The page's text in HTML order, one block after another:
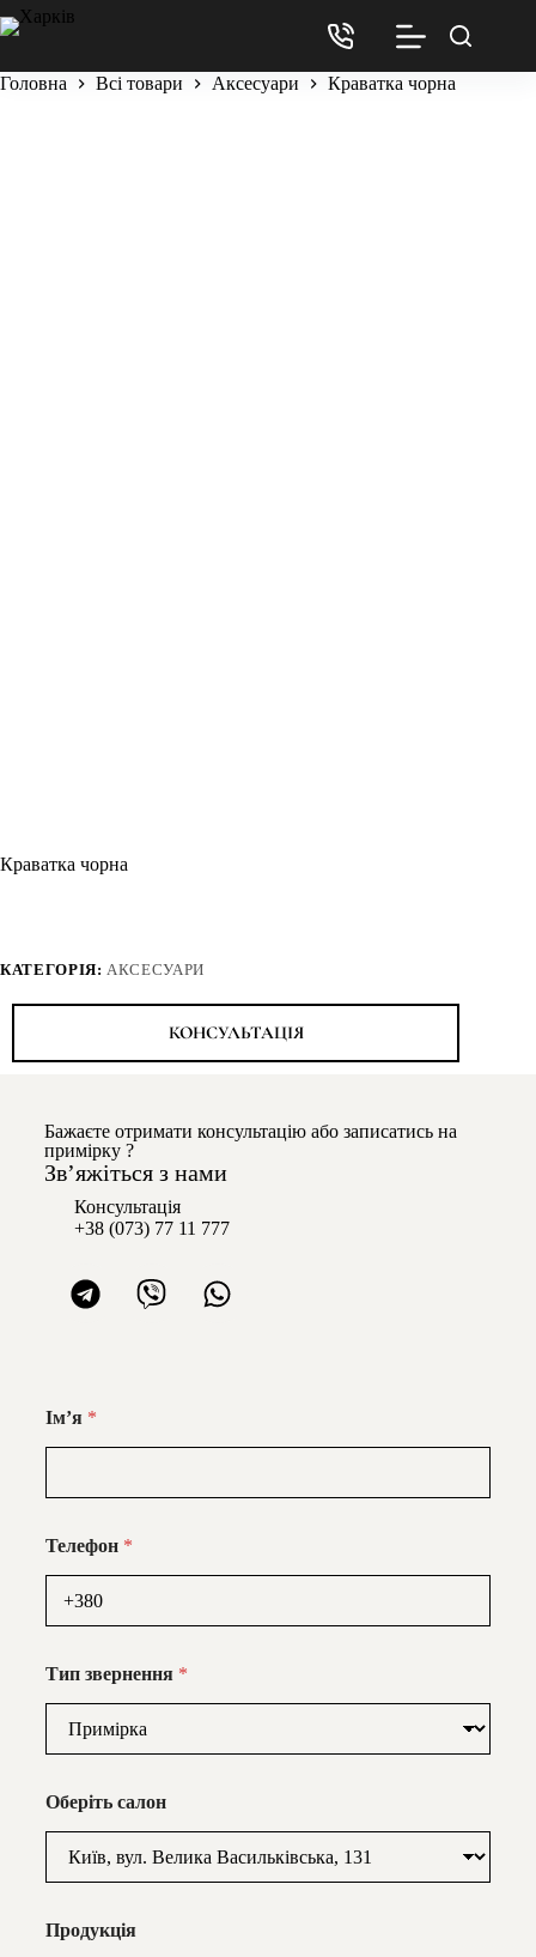
Головна Всі товари Аксесуари Краватка чорна
Краватка чорна
КАТЕГОРІЯ: АКСЕСУАРИ
КОНСУЛЬТАЦІЯ
Бажаєте отримати консультацію або записатись на
примірку ?
Звʼяжіться з нами
Консультація
+38 (073) 77 11 777
Імʼя *
Телефон *
Тип звернення *
Оберіть салон
Продукція